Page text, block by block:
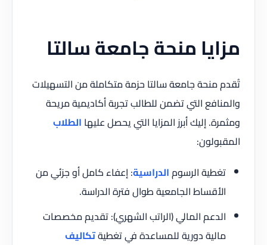
مزايا منحة جامعة سالتا
تُقدم منحة جامعة سالتا حزمة متكاملة من التسهيلات
والمنافع التي تضمن للطالب تجربة أكاديمية مريحة
ومثمرة. إليك أبرز المزايا التي يحصل عليها الطلاب
المقبولون:
تغطية الرسومالدراسية: إعفاء كامل أو جزئي من
الأقساط الجامعية طوال فترة الدراسة.
الدعم المالي (الراتب الشهري): تقديم مخصصات
مالية دورية للمساعدة في تغطيةتكاليف